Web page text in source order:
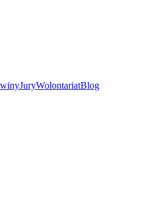
JuryWolontariatBlog